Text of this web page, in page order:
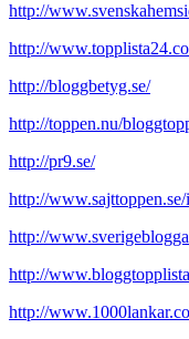
http://
http://
http://bloggbetyg.se/
http://toppen.nu/
http://pr9.se/
http://
http://
http://
http://